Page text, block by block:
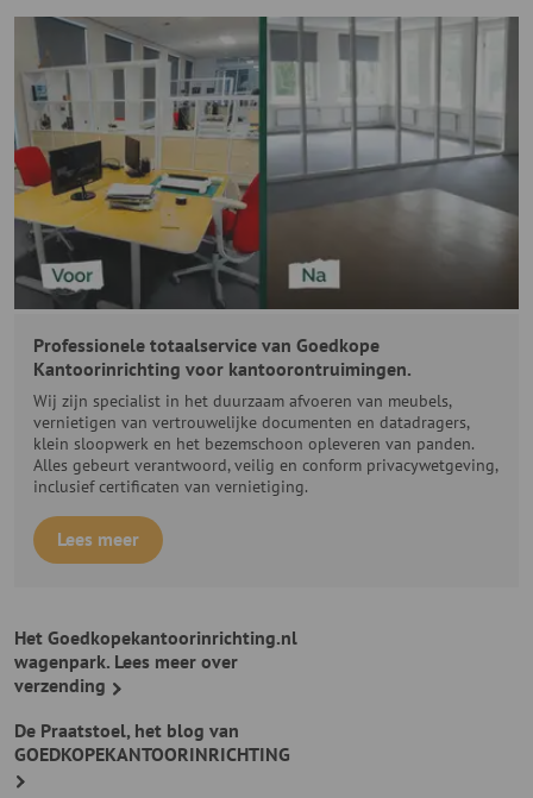
Professionele totaalservice van Goedkope
Kantoorinrichting voor kantoorontruimingen.
Wij zijn specialist in het duurzaam afvoeren van meubels,
vernietigen van vertrouwelijke documenten en datadragers,
klein sloopwerk en het bezemschoon opleveren van panden.
Alles gebeurt verantwoord, veilig en conform privacywetgeving,
inclusief certificaten van vernietiging.
Lees meer
Het Goedkopekantoorinrichting.nl
wagenpark. Lees meer over
verzending
De Praatstoel, het blog van
GOEDKOPEKANTOORINRICHTING